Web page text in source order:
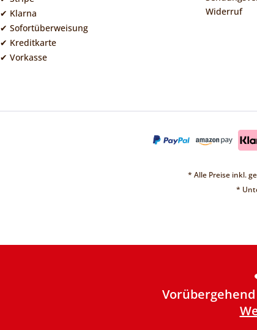
✔ Klarna
✔ Sofortüberweisung
✔ Kreditkarte
✔ Vorkasse
Widerruf
* Alle Preise inkl.
*